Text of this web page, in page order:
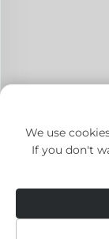
We use
If you don't